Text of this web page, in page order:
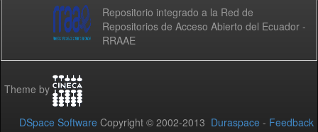
Repositorio integrado a la Red de
Repositorios de Acceso Abierto del Ecuador -
RRAAE
Theme by
DSpace Software Copyright © 2002-2013 Duraspace - Feedback